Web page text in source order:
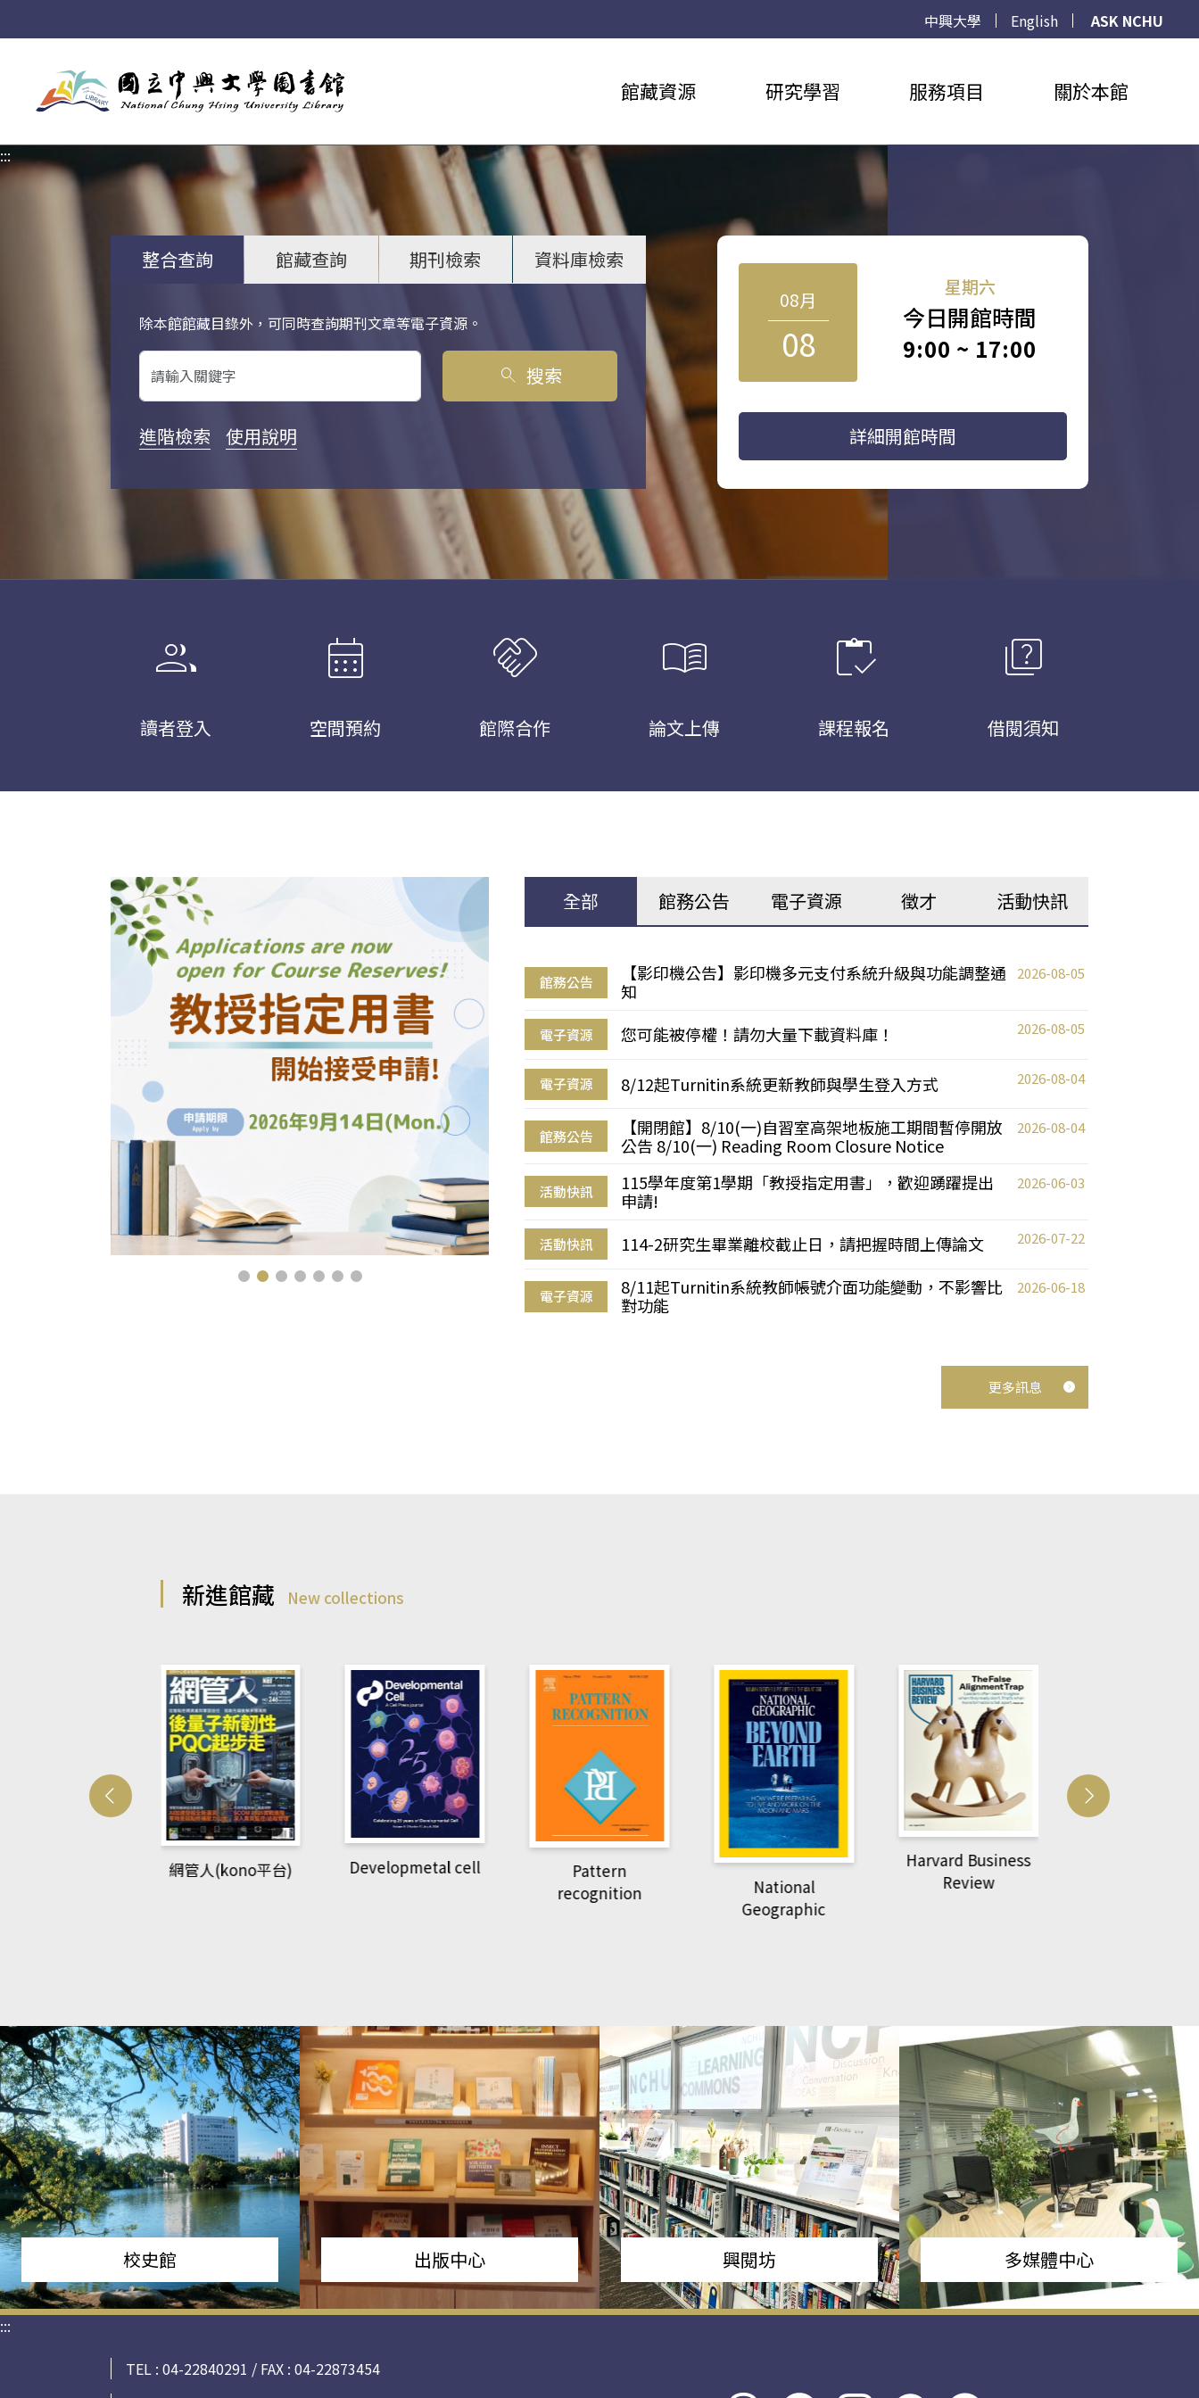
中興大學 English
ASK NCHU
館藏資源 研究學習 服務項目 關於本館
:::
整合查詢 館藏查詢 期刊檢索 資料庫檢索
除本館館藏目錄外，可同時查詢期刊文章等電子資源。
關鍵字搜尋
search 搜索
進階檢索 使用說明
08月
08
星期六
今日開館時間
9:00 ~ 17:00
詳細開館時間
group
讀者登入
calendar_month
空間預約
handshake
館際合作
menu_book
論文上傳
inventory
課程報名
quiz
借閱須知
全部 館務公告 電子資源 徵才 活動快訊
館務公告
【影印機公告】影印機多元支付系統升級與功能調整通
知
2026-08-05
電子資源 您可能被停權！請勿大量下載資料庫！ 2026-08-05
電子資源 8/12起Turnitin系統更新教師與學生登入方式 2026-08-04
館務公告
【開閉館】8/10(一)自習室高架地板施工期間暫停開放
公告 8/10(一) Reading Room Closure Notice
2026-08-04
活動快訊
115學年度第1學期「教授指定用書」，歡迎踴躍提出
申請!
2026-06-03
活動快訊 114-2研究生畢業離校截止日，請把握時間上傳論文 2026-07-22
電子資源
8/11起Turnitin系統教師帳號介面功能變動，不影響比
對功能
2026-06-18
更多訊息
新進館藏 New collections
網管人(kono平台) Developmetal cell
Pattern
recognition
National
Geographic
Harvard Business
Review
校史館 出版中心 興閱坊 多媒體中心
:::
TEL : 04-22840291 / FAX : 04-22873454